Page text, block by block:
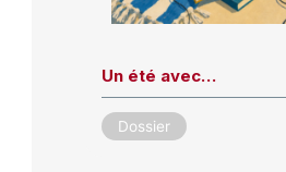
Un été avec…
Dossier